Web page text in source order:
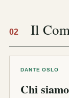
02 Il
DANTE OSLO
Chi siamo